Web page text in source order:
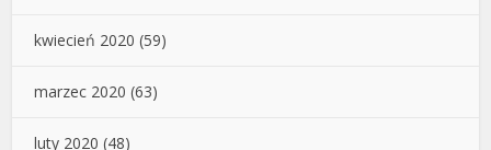
kwiecień 2020 (59)
marzec 2020 (63)
luty 2020 (48)